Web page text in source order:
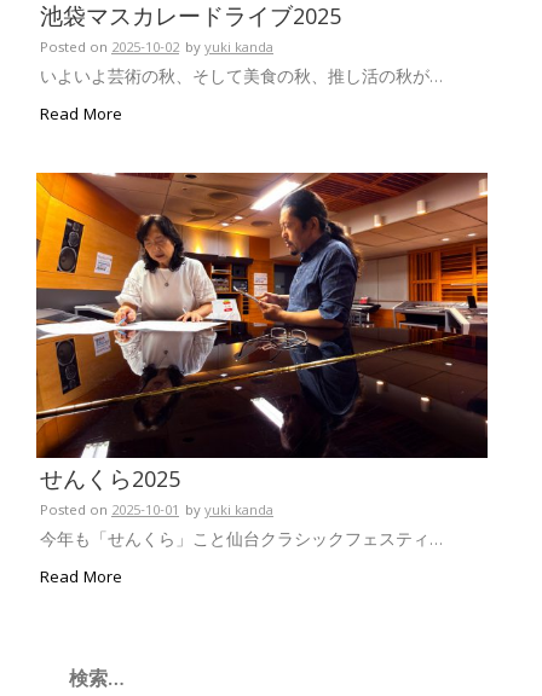
池袋マスカレードライブ2025
Posted on 2025-10-02 byyuki kanda
いよいよ芸術の秋、そして美食の秋、推し活の秋が…
Read More
せんくら2025
Posted on 2025-10-01 byyuki kanda
今年も「せんくら」こと仙台クラシックフェスティ…
Read More